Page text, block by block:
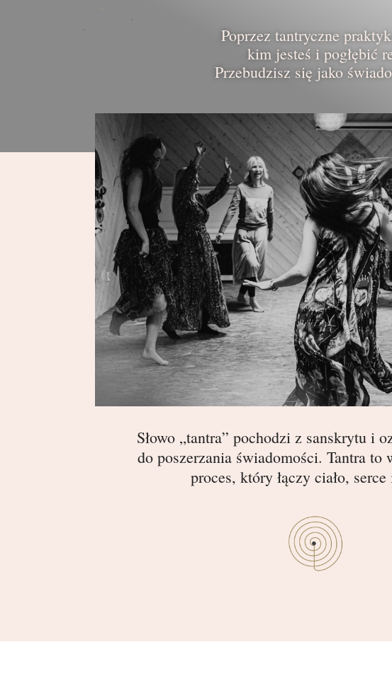
Poprzez tantryczne
kim jesteś i pogłębić
Przebudzisz się jako
Słowo „tantra” pochodzi z sanskrytu i
do poszerzania świadomości. Tantra
proces, który łączy ciało,